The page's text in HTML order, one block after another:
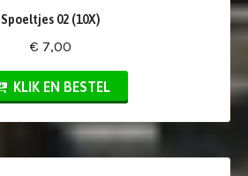
Spoeltjes 02 (10X)
€ 7,00
KLIK EN BESTEL